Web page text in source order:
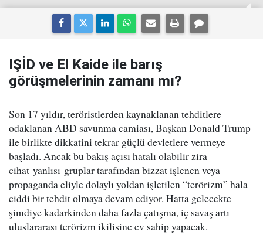
IŞİD ve El Kaide ile barış
görüşmelerinin zamanı mı?
Son 17 yıldır, teröristlerden kaynaklanan tehditlere
odaklanan ABD savunma camiası, Başkan Donald Trump
ile birlikte dikkatini tekrar güçlü devletlere vermeye
başladı. Ancak bu bakış açısı hatalı olabilir zira
cihat yanlısı gruplar tarafından bizzat işlenen veya
propaganda eliyle dolaylı yoldan işletilen “terörizm” hala
ciddi bir tehdit olmaya devam ediyor. Hatta gelecekte
şimdiye kadarkinden daha fazla çatışma, iç savaş artı
uluslararası terörizm ikilisine ev sahip yapacak.